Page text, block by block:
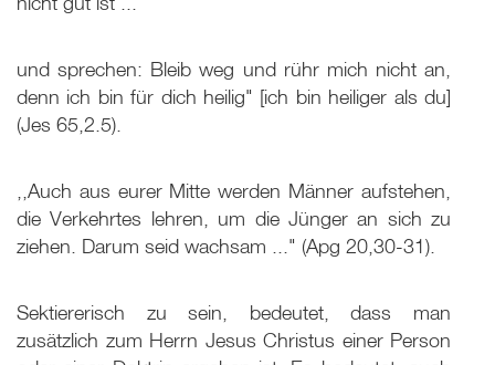
und sprechen: Bleib weg und rühr mich nicht an,
denn ich bin für dich heilig" [ich bin heiliger als du]
(Jes 65,2.5).
,,Auch aus eurer Mitte werden Männer aufstehen,
die Verkehrtes lehren, um die Jünger an sich zu
ziehen. Darum seid wachsam ..." (Apg 20,30-31).
Sektiererisch zu sein, bedeutet, dass man
zusätzlich zum Herrn Jesus Christus einer Person